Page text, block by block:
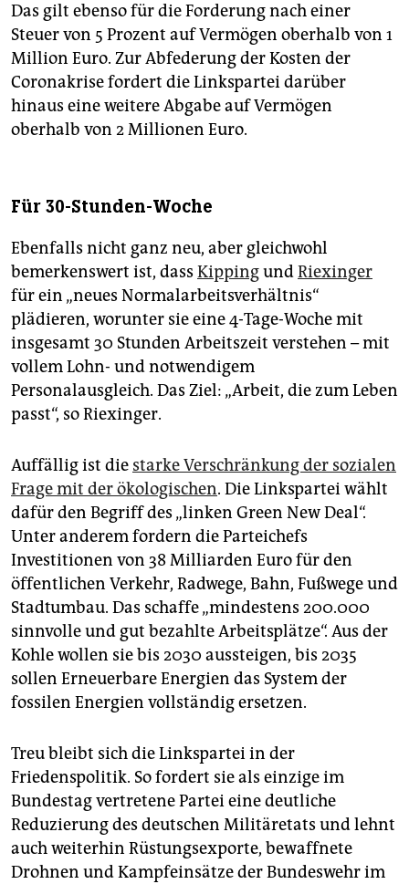
Das gilt ebenso für die Forderung nach einer
Steuer von 5 Prozent auf Ver­mögen oberhalb von 1
Million Euro. Zur Abfederung der Kosten der
Coronakrise fordert die Linkspartei darüber
hinaus eine weitere Abgabe auf Vermögen
oberhalb von 2 Millionen Euro.
Für 30-Stunden-Woche
Ebenfalls nicht ganz neu, aber gleichwohl
bemerkenswert ist, dass KippingundRiexinger
für ein „neues Normalarbeitsverhältnis“
plädieren, worunter sie eine 4-Tage-Woche mit
insgesamt 30 Stunden Arbeitszeit verstehen – mit
vollem Lohn- und notwendigem
Personalausgleich. Das Ziel: „Arbeit, die zum Leben
passt“, so Riexinger.
Auffällig ist die starke Verschränkung der sozialen
Frage mit der ökologischen. Die Linkspartei wählt
dafür den Begriff des „linken Green New Deal“.
Unter anderem fordern die Parteichefs
Investitionen von 38 Milliarden Euro für den
öffentlichen Verkehr, Radwege, Bahn, Fußwege und
Stadtumbau. Das schaffe „mindestens 200.000
sinnvolle und gut bezahlte Arbeitsplätze“. Aus der
Kohle wollen sie bis 2030 aussteigen, bis 2035
sollen Erneuerbare Energien das System der
fossilen Energien vollständig ersetzen.
Treu bleibt sich die Linkspartei in der
Friedenspolitik. So fordert sie als einzige im
Bundestag vertretene Partei eine deutliche
Reduzierung des deutschen Militäretats und lehnt
auch weiterhin Rüstungsexporte, bewaffnete
Drohnen und Kampfeinsätze der Bundeswehr im